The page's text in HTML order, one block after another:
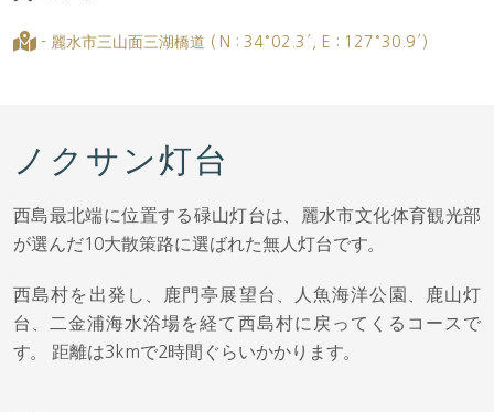
- 麗水市三山面三湖橋道 ( N : 34°02.3′, E : 127°30.9′)
ノクサン灯台
西島最北端に位置する碌山灯台は、麗水市文化体育観光部
が選んだ10大散策路に選ばれた無人灯台です。
西島村を出発し、鹿門亭展望台、人魚海洋公園、鹿山灯
台、二金浦海水浴場を経て西島村に戻ってくるコースで
す。 距離は3kmで2時間ぐらいかかります。